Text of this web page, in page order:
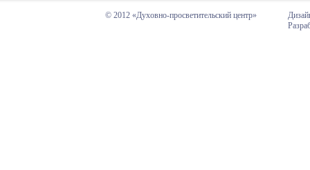
© 2012 «Духовно-просветительский центр»